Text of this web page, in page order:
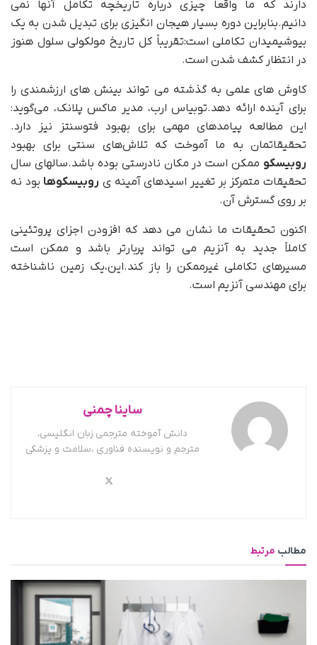
دارند که ما واقعاً چیزی درباره تاریخچه تکامل آنها نمی
دانیم.بنابراین دوره بسیار هیجان انگیزی برای تبدیل شدن به یک
بیوشیمیدان تکاملی است:تقریباً کل تاریخ مولکولی سلول هنوز
در انتظار کشف شدن است.
کاوش های علمی به گذشته می تواند بینش های ارزشمندی را
برای آینده ارائه دهد.توبیاس ارب، مدیر ماکس پلانک، می‌گوید:
این مطالعه پیامدهای مهمی برای بهبود فتوسنتز نیز دارد.
تحقیقاتمان به ما آموخت که تلاش‌های سنتی برای بهبود
روبیسکو ممکن است در مکان نادرستی بوده باشد.سالهای سال
تحقیقات متمرکز بر تغییر اسیدهای آمینه ی روبیسکوها بود نه
بر روی گسترش آن.
اکنون تحقیقات ما نشان می دهد که افزودن اجزای پروتئینی
کاملاً جدید به آنزیم می تواند پربارتر باشد و ممکن است
مسیرهای تکاملی غیرممکن را باز کند.این،یک زمین ناشناخته
برای مهندسی آنزیم است.
ساینا چمنی
دانش آموخته مترجمی زبان انگلیسی،
مترجم و نویسنده فناوری ،سلامت و پزشکی
مطالب مرتبط